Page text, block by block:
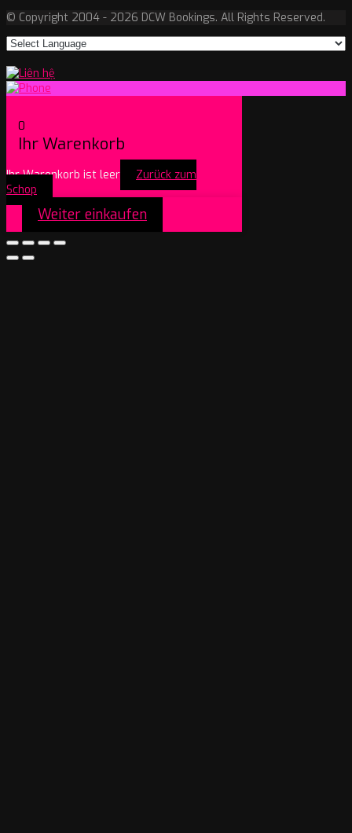
© Copyright 2004 - 2026 DCW Bookings. All Rights Reserved.
0
Ihr Warenkorb
Ihr Warenkorb ist leer
Zurück zum
Schop
Weiter einkaufen